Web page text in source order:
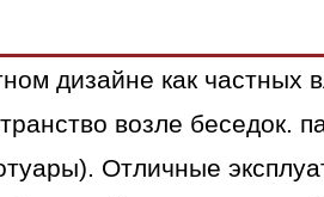
дизайне как частных
возле беседок.
Отличные